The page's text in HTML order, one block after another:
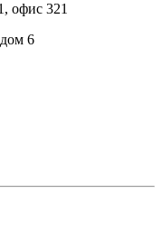
офис 321
6